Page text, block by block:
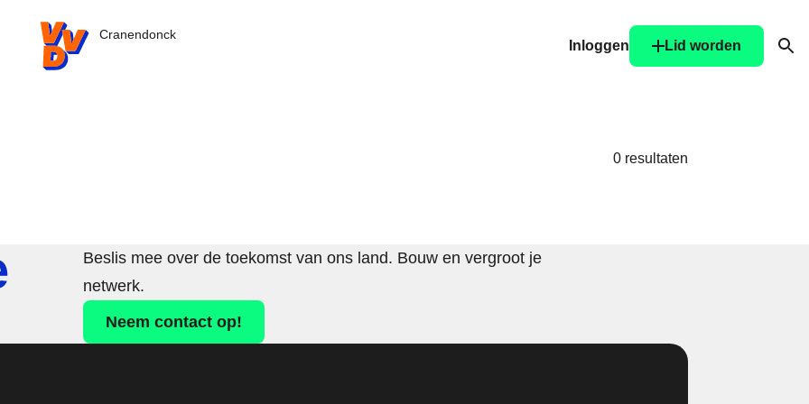
VVD.nl - Ga naar de homepage
Cranendonck
Inloggen
Lid worden
0 resultaten
Beslis mee over de toekomst van ons land. Bouw en vergroot je
netwerk.
Neem contact op!